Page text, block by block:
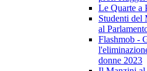
Le Quarte a
Studenti del
al
Flashmob -
donne 2023